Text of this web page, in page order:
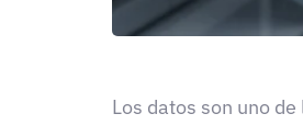
Los datos son uno